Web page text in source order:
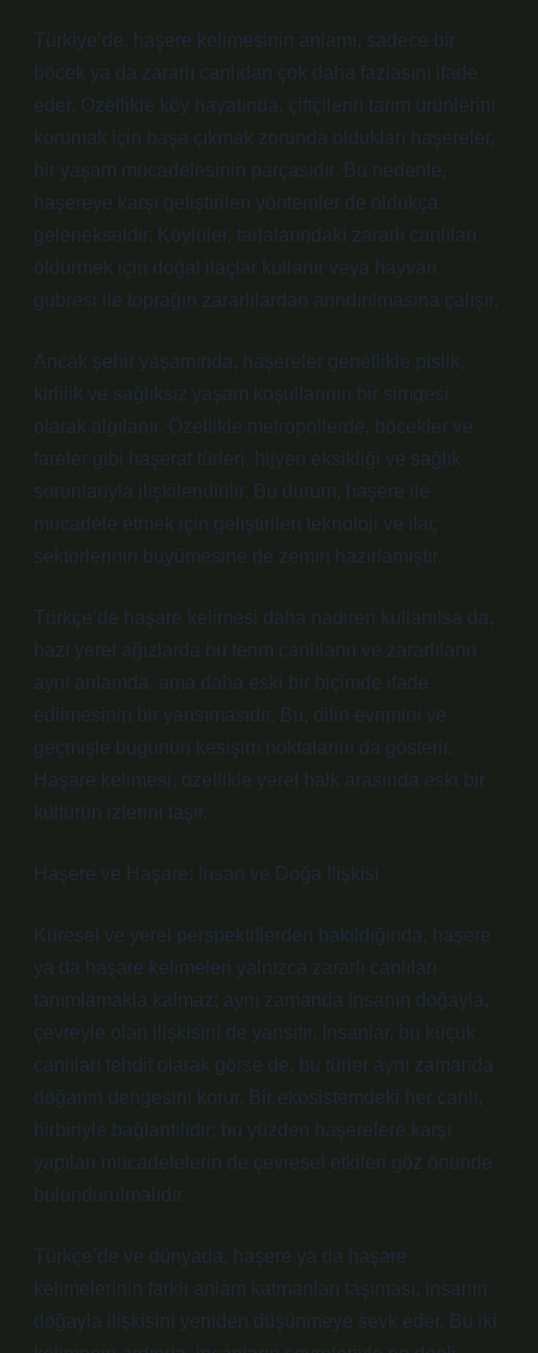
Türkiye’de, haşere kelimesinin anlamı, sadece bir
böcek ya da zararlı canlıdan çok daha fazlasını ifade
eder. Özellikle köy hayatında, çiftçilerin tarım ürünlerini
korumak için başa çıkmak zorunda oldukları haşereler,
bir yaşam mücadelesinin parçasıdır. Bu nedenle,
haşereye karşı geliştirilen yöntemler de oldukça
gelenekseldir. Köylüler, tarlalarındaki zararlı canlıları
öldürmek için doğal ilaçlar kullanır veya hayvan
gübresi ile toprağın zararlılardan arındırılmasına çalışır.
Ancak şehir yaşamında, haşereler genellikle pislik,
kirlilik ve sağlıksız yaşam koşullarının bir simgesi
olarak algılanır. Özellikle metropollerde, böcekler ve
fareler gibi haşerat türleri, hijyen eksikliği ve sağlık
sorunlarıyla ilişkilendirilir. Bu durum, haşere ile
mücadele etmek için geliştirilen teknoloji ve ilaç
sektörlerinin büyümesine de zemin hazırlamıştır.
Türkçe’de haşare kelimesi daha nadiren kullanılsa da,
bazı yerel ağızlarda bu terim canlıların ve zararlıların
aynı anlamda, ama daha eski bir biçimde ifade
edilmesinin bir yansımasıdır. Bu, dilin evrimini ve
geçmişle bugünün kesişim noktalarını da gösterir.
Haşare kelimesi, özellikle yerel halk arasında eski bir
kültürün izlerini taşır.
Haşere ve Haşare: İnsan ve Doğa İlişkisi
Küresel ve yerel perspektiflerden bakıldığında, haşere
ya da haşare kelimeleri yalnızca zararlı canlıları
tanımlamakla kalmaz; aynı zamanda insanın doğayla,
çevreyle olan ilişkisini de yansıtır. İnsanlar, bu küçük
canlıları tehdit olarak görse de, bu türler aynı zamanda
doğanın dengesini korur. Bir ekosistemdeki her canlı,
birbiriyle bağlantılıdır; bu yüzden haşerelere karşı
yapılan mücadelelerin de çevresel etkileri göz önünde
bulundurulmalıdır.
Türkçe’de ve dünyada, haşere ya da haşare
kelimelerinin farklı anlam katmanları taşıması, insanın
doğayla ilişkisini yeniden düşünmeye sevk eder. Bu iki